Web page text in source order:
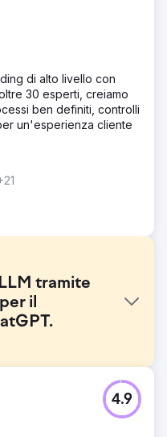
di alto livello con
30 esperti, creiamo
ben definiti, controlli
un'esperienza cliente
tramite
il
ha visto il traffico di
in sei mesi, mentre
4.9